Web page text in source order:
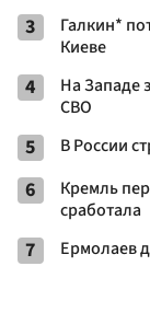
3
Галкин*
Киеве
4
На Западе
СВО
5 В России
6
Кремль
сработала
7 Ермолаев